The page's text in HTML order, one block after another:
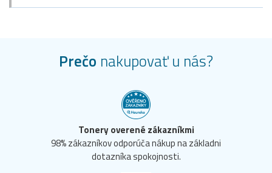
Prečo nakupovať u nás?
Tonery overené zákazníkmi
98% zákazníkov odporúča nákup na základni
dotazníka spokojnosti.